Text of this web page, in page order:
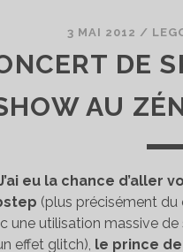
3 MAI 2012 /
DE
AU
eu la chance d’aller
(plus précisément
une utilisation massive
effet glitch), le prince